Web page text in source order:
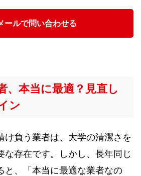
ールで問い合わせる
、本当に最適？見直し
ン
け負う業者は、大学の清潔さを
な存在です。しかし、長年同じ
と、「本当に最適な業者なの